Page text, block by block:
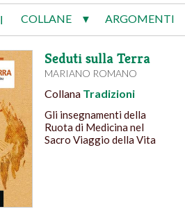
COLLANE ▼ ARGOMENTI
Seduti sulla Terra
MARIANO ROMANO
Collana Tradizioni
Gli insegnamenti della
Ruota di Medicina nel
Sacro Viaggio della Vita